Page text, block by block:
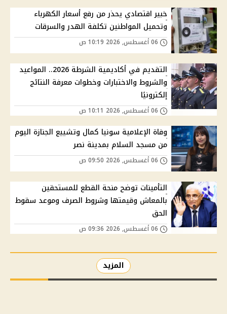
خبير اقتصادي يحذر من رفع أسعار الكهرباء
وتحميل المواطنين تكلفة الهدر والسرقات
التقديم في أكاديمية الشرطة 2026.. المواعيد
والشروط والاختبارات وخطوات معرفة النتائج
إلكترونيًا
وفاة الإعلامية سونيا كمال وتشييع الجنازة اليوم
من مسجد السلام بمدينة نصر
التأمينات توضح منحة القطع للمستحقين
بالمعاش وقيمتها وشروط الصرف وموعد سقوط
الحق
المزيد